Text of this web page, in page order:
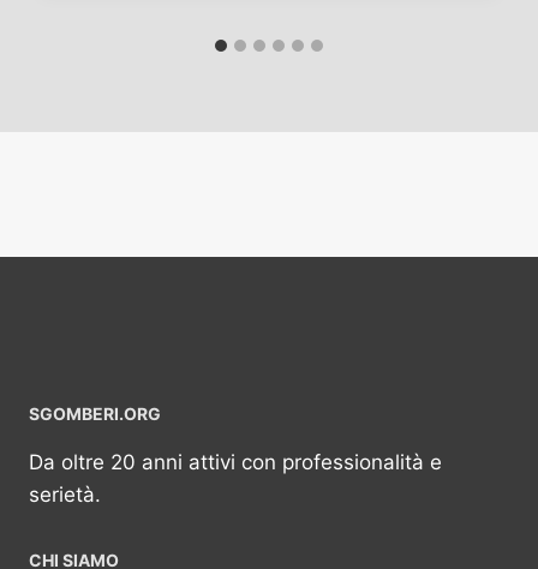
SGOMBERI.ORG
Da oltre 20 anni attivi con professionalità e
serietà.
CHI SIAMO